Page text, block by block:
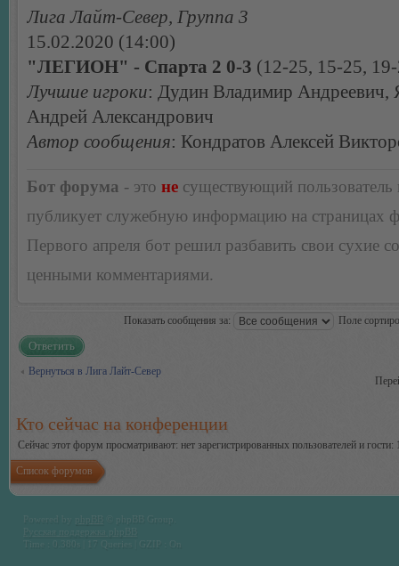
Лига Лайт-Север, Группа 3
15.02.2020 (14:00)
"ЛЕГИОН" - Спарта 2 0-3 (12-25, 15-25,
Лучшие игроки: Дудин Владимир Андреевич,
Андрей Александрович
Автор сообщения: Кондратов Алексей
Бот форума - это не существующий пользователь
публикует служебную информацию на страницах
Первого апреля бот решил разбавить свои сухие
ценными комментариями.
Показать сообщения за: Поле
Ответить
Вернуться в Лига Лайт-Север
Кто сейчас на конференции
Сейчас этот форум просматривают: нет зарегистрированных пользователей и гости:
Список форумов
Time : 0.380s | 17 Queries | GZIP : On